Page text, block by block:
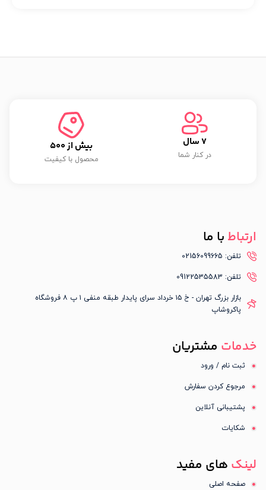
در کنار شما
7
محصول با کیفیت
بیش از 500
ارتباط با ما
تلفن: 02156099665
تلفن: 09122535583
بازار بزرگ تهران - خ ۱۵ خرداد سرای پایدار طبقه منفی ۱ پ ۸ فروشگاه
پاکروشاپ
خدمات مشتریان
ثبت نام / ورود
مرجوع کردن سفارش
پشتیبانی آنلاین
شکایات
لینک های مفید
صفحه اصلی